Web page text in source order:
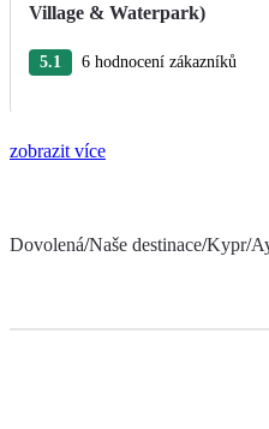
Village & Waterpark)
5.1
6 hodnocení zákazníků
zobrazit více
Dovolená/Naše destinace/Kypr/